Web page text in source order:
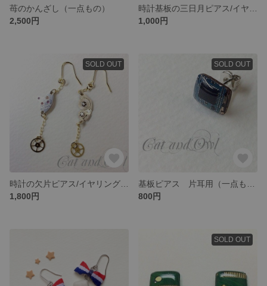
苺のかんざし（一点もの）
2,500円
1,000円
SOLD OUT
1,800円
SOLD OUT
800円
SOLD OUT